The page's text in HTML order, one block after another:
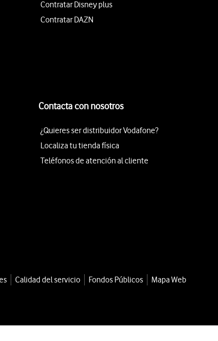
Contratar Disney plus
Contratar DAZN
Contacta con nosotros
¿Quieres ser distribuidor Vodafone?
Localiza tu tienda física
Teléfonos de atención al cliente
Calidad del servicio Fondos Públicos
Mapa Web